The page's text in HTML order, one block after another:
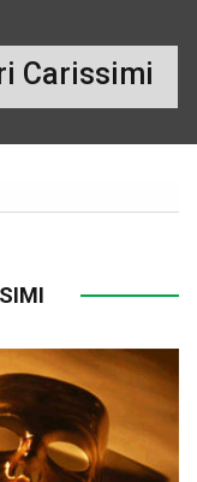
Carissimi